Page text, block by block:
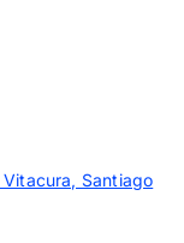
Santiago